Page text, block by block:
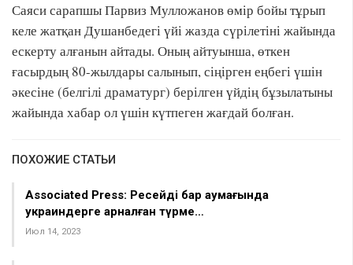
Саяси сарапшы Парвиз Мулложанов өмір бойы тұрып
келе жатқан Душанбедегі үйі жазда сүрілетіні жайында
ескерту алғанын айтады. Оның айтуынша, өткен
ғасырдың 80-жылдары салынып, сіңірген еңбегі үшін
әкесіне (белгілі драматург) берілген үйдің бұзылатыны
жайында хабар ол үшін күтпеген жағдай болған.
ПОХОЖИЕ СТАТЬИ
Associated Press: Ресейдің бар аумағында
украиндерге арналған түрме…
Июл 14, 2023